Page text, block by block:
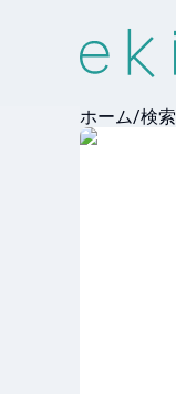
ホーム/検索